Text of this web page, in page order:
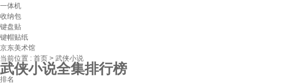
一体机
收纳包
键盘贴
键帽贴纸
京东美术馆
当前位置 : 首页 > 武侠小说
武侠小说全集排行榜
排名